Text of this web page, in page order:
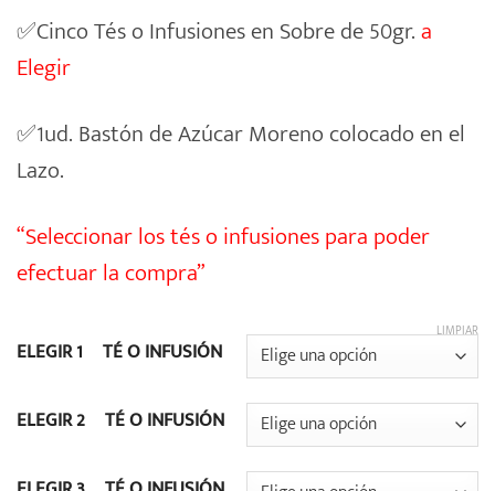
✅Cinco Tés o Infusiones en Sobre de 50gr.a
Elegir
✅1ud. Bastón de Azúcar Moreno colocado en el
Lazo.
“Seleccionar los tés o infusiones para poder
efectuar la compra”
ELEGIR 1º TÉ O INFUSIÓN
ELEGIR 2º TÉ O INFUSIÓN
LIMPIAR